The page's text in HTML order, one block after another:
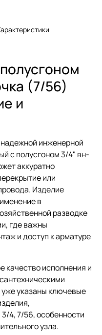
(7/56)
и
инженерной
с полусгоном 3/4" вн-
аккуратно
или
Изделие
в
разводке
где важны
и доступ к арматуре
качество исполнения и
указаны ключевые
4, 7/56, особенности
узла.